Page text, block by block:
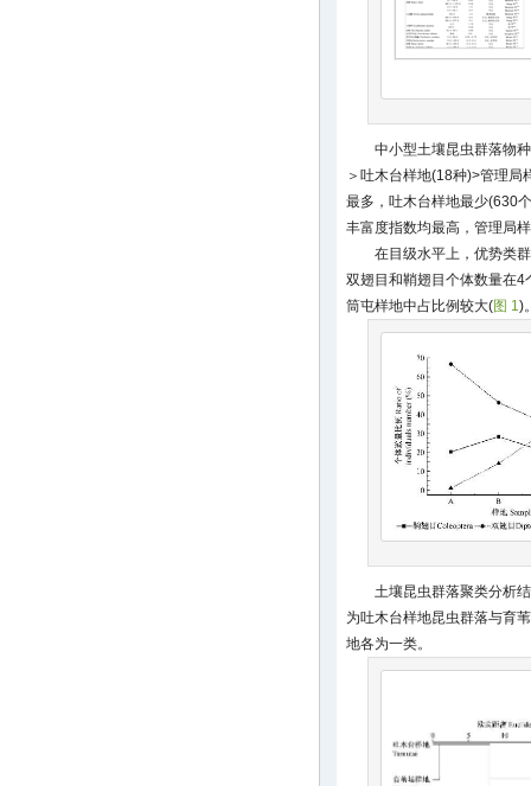
中小型土壤昆虫群落物
＞吐木台样地(18种)>管理
最多，吐木台样地最少(630
丰富度指数均最高，管理局
在目级水平上，优势类
双翅目和鞘翅目个体数量在
筒屯样地中占比例较大(图 1 )
土壤昆虫群落聚类分析
为吐木台样地昆虫群落与育
地各为一类。